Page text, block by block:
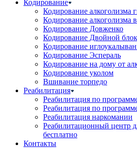
Кодирование
Кодирование алкоголизма
Кодирование
Кодирование Довженко
Кодирование Двойной блок
Кодирование
Кодирование Эспераль
Кодирование на дому от
Кодирование уколом
Вшивание торпедо
Реабилитация
Реабилитация по
Реабилитация по
Реабилитация наркомании
Реабилитационный центр
бесплатно
Контакты